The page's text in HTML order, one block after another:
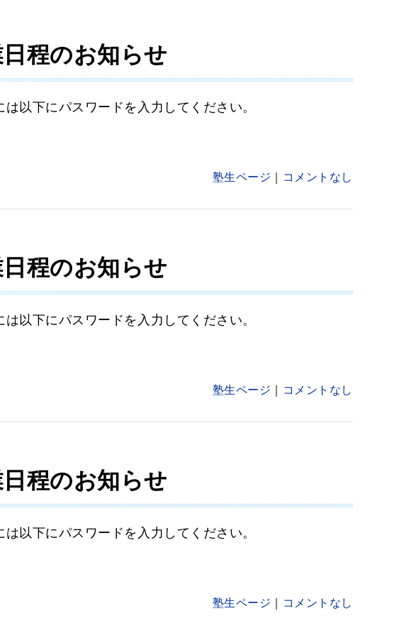
程のお知らせ
以下にパスワードを入力してください。
塾生ページ コメントなし
程のお知らせ
以下にパスワードを入力してください。
塾生ページ コメントなし
程のお知らせ
以下にパスワードを入力してください。
塾生ページ コメントなし